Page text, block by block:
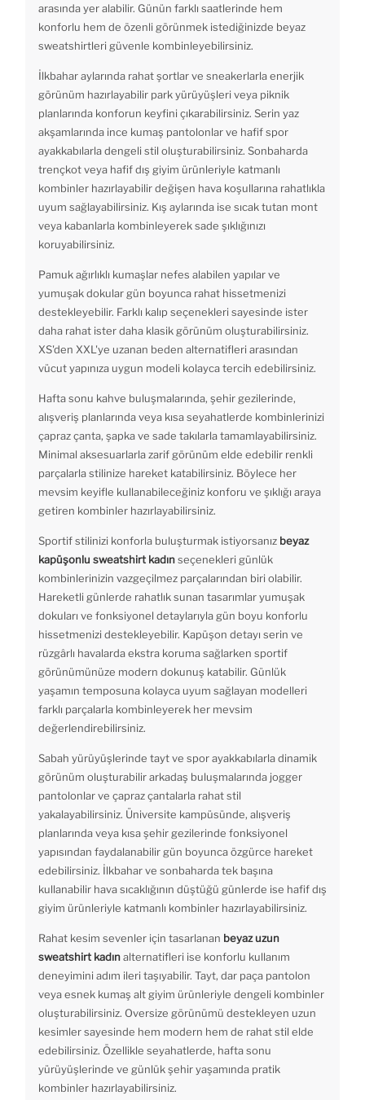
arasında yer alabilir. Günün farklı saatlerinde hem
konforlu hem de özenli görünmek istediğinizde beyaz
sweatshirtleri güvenle kombinleyebilirsiniz.
İlkbahar aylarında rahat şortlar ve sneakerlarla enerjik
görünüm hazırlayabilir park yürüyüşleri veya piknik
planlarında konforun keyfini çıkarabilirsiniz. Serin yaz
akşamlarında ince kumaş pantolonlar ve hafif spor
ayakkabılarla dengeli stil oluşturabilirsiniz. Sonbaharda
trençkot veya hafif dış giyim ürünleriyle katmanlı
kombinler hazırlayabilir değişen hava koşullarına rahatlıkla
uyum sağlayabilirsiniz. Kış aylarında ise sıcak tutan mont
veya kabanlarla kombinleyerek sade şıklığınızı
koruyabilirsiniz.
Pamuk ağırlıklı kumaşlar nefes alabilen yapılar ve
yumuşak dokular gün boyunca rahat hissetmenizi
destekleyebilir. Farklı kalıp seçenekleri sayesinde ister
daha rahat ister daha klasik görünüm oluşturabilirsiniz.
XS'den XXL'ye uzanan beden alternatifleri arasından
vücut yapınıza uygun modeli kolayca tercih edebilirsiniz.
Hafta sonu kahve buluşmalarında, şehir gezilerinde,
alışveriş planlarında veya kısa seyahatlerde kombinlerinizi
çapraz çanta, şapka ve sade takılarla tamamlayabilirsiniz.
Minimal aksesuarlarla zarif görünüm elde edebilir renkli
parçalarla stilinize hareket katabilirsiniz. Böylece her
mevsim keyifle kullanabileceğiniz konforu ve şıklığı araya
getiren kombinler hazırlayabilirsiniz.
Sportif stilinizi konforla buluşturmak istiyorsanız beyaz
kapüşonlu sweatshirt kadınseçenekleri günlük
kombinlerinizin vazgeçilmez parçalarından biri olabilir.
Hareketli günlerde rahatlık sunan tasarımlar yumuşak
dokuları ve fonksiyonel detaylarıyla gün boyu konforlu
hissetmenizi destekleyebilir. Kapüşon detayı serin ve
rüzgârlı havalarda ekstra koruma sağlarken sportif
görünümünüze modern dokunuş katabilir. Günlük
yaşamın temposuna kolayca uyum sağlayan modelleri
farklı parçalarla kombinleyerek her mevsim
değerlendirebilirsiniz.
Sabah yürüyüşlerinde tayt ve spor ayakkabılarla dinamik
görünüm oluşturabilir arkadaş buluşmalarında jogger
pantolonlar ve çapraz çantalarla rahat stil
yakalayabilirsiniz. Üniversite kampüsünde, alışveriş
planlarında veya kısa şehir gezilerinde fonksiyonel
yapısından faydalanabilir gün boyunca özgürce hareket
edebilirsiniz. İlkbahar ve sonbaharda tek başına
kullanabilir hava sıcaklığının düştüğü günlerde ise hafif dış
giyim ürünleriyle katmanlı kombinler hazırlayabilirsiniz.
Rahat kesim sevenler için tasarlanan beyaz uzun
sweatshirt kadınalternatifleri ise konforlu kullanım
deneyimini adım ileri taşıyabilir. Tayt, dar paça pantolon
veya esnek kumaş alt giyim ürünleriyle dengeli kombinler
oluşturabilirsiniz. Oversize görünümü destekleyen uzun
kesimler sayesinde hem modern hem de rahat stil elde
edebilirsiniz. Özellikle seyahatlerde, hafta sonu
yürüyüşlerinde ve günlük şehir yaşamında pratik
kombinler hazırlayabilirsiniz.